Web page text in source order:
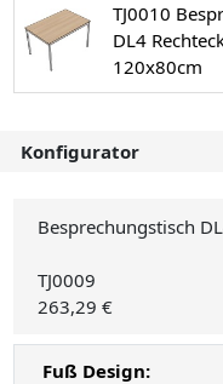
TJ0010
DL4
120x80cm
Konfigurator
Besprechungstisch
TJ0009
263,29 €
Fuß Design: